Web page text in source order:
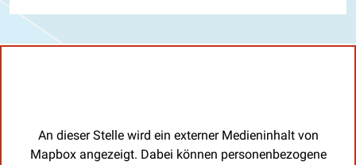
An dieser Stelle wird ein externer Medieninhalt von
Mapbox angezeigt. Dabei können personenbezogene